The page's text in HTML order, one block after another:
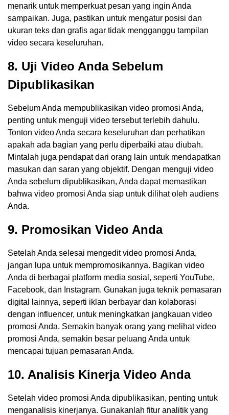
menarik untuk memperkuat pesan yang ingin Anda
sampaikan. Juga, pastikan untuk mengatur posisi dan
ukuran teks dan grafis agar tidak mengganggu tampilan
video secara keseluruhan.
8. Uji Video Anda Sebelum
Dipublikasikan
Sebelum Anda mempublikasikan video promosi Anda,
penting untuk menguji video tersebut terlebih dahulu.
Tonton video Anda secara keseluruhan dan perhatikan
apakah ada bagian yang perlu diperbaiki atau diubah.
Mintalah juga pendapat dari orang lain untuk mendapatkan
masukan dan saran yang objektif. Dengan menguji video
Anda sebelum dipublikasikan, Anda dapat memastikan
bahwa video promosi Anda siap untuk dilihat oleh audiens
Anda.
9. Promosikan Video Anda
Setelah Anda selesai mengedit video promosi Anda,
jangan lupa untuk mempromosikannya. Bagikan video
Anda di berbagai platform media sosial, seperti YouTube,
Facebook, dan Instagram. Gunakan juga teknik pemasaran
digital lainnya, seperti iklan berbayar dan kolaborasi
dengan influencer, untuk meningkatkan jangkauan video
promosi Anda. Semakin banyak orang yang melihat video
promosi Anda, semakin besar peluang Anda untuk
mencapai tujuan pemasaran Anda.
10. Analisis Kinerja Video Anda
Setelah video promosi Anda dipublikasikan, penting untuk
menganalisis kinerjanya. Gunakanlah fitur analitik yang